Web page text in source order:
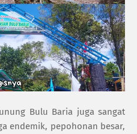
Bulu Baria juga sangat
endemik, pepohonan besar,